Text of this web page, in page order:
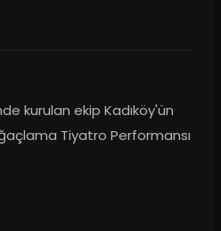
kurulan ekip Kadıköy'ün
Tiyatro Performansı